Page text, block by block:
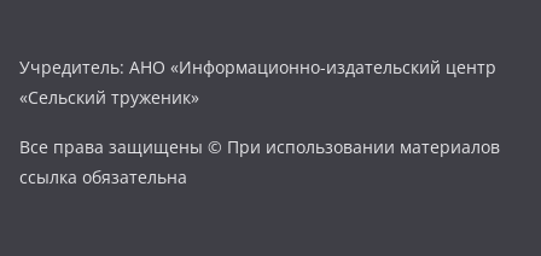
Учредитель: АНО «Информационно-издательский центр
«Сельский труженик»
Все права защищены © При использовании материалов
ссылка обязательна